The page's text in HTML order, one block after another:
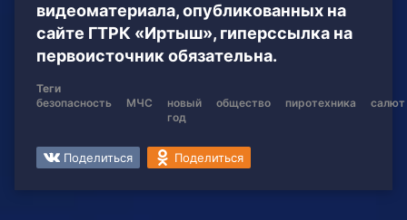
видеоматериала, опубликованных на
сайте ГТРК «Иртыш», гиперссылка на
первоисточник обязательна.
Теги
безопасность
МЧС
новый
год
общество пиротехника салют
Поделиться Поделиться